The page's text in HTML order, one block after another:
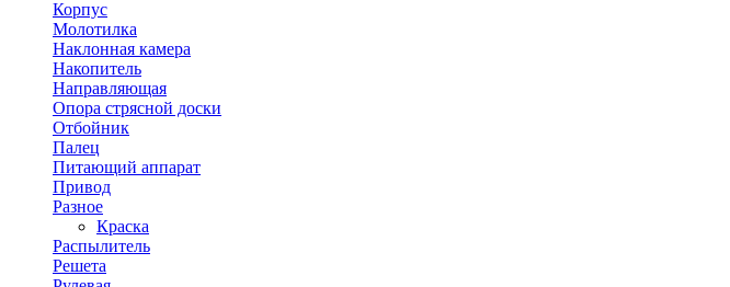
Корпус
Молотилка
Наклонная камера
Накопитель
Направляющая
Опора стрясной доски
Отбойник
Палец
Питающий аппарат
Привод
Разное
Краска
Распылитель
Решета